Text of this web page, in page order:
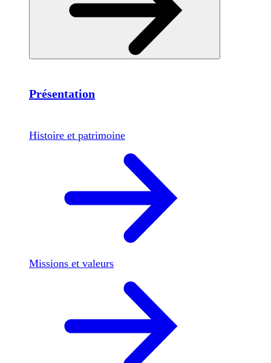
Présentation
Histoire et patrimoine
Missions et valeurs